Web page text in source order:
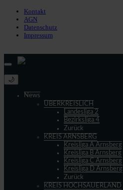
Kontakt
AGN
Datenschutz
Impressum
🌙
News
ÜBERKREISLICH
Landesliga 2
Bezirksliga 4
Zurück
KREIS ARNSBERG
Kreisliga A Arnsberg
Kreisliga B Arnsberg
Kreisliga C Arnsberg
Kreisliga D Arnsberg
Zurück
KREIS HOCHSAUERLAND